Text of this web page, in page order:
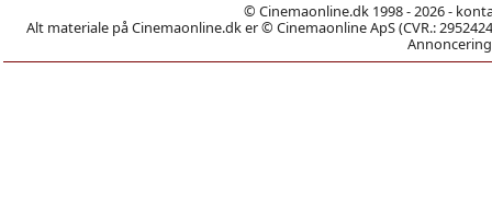
© Cinemaonline.dk 1998 - 2026 -
Alt materiale på Cinemaonline.dk er © Cinemaonline ApS (CVR.: